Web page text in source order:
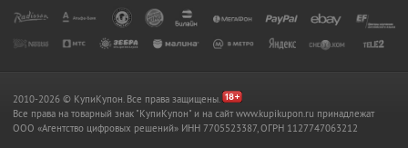
2010-2026 © КупиКупон. Все права защищены.
Все права на товарный знак "КупиКупон" и на сайт www.kupikupon.ru принадлежат
OOO «Агентство цифровых решений» ИНН 7705523387, ОГРН 1127747063212